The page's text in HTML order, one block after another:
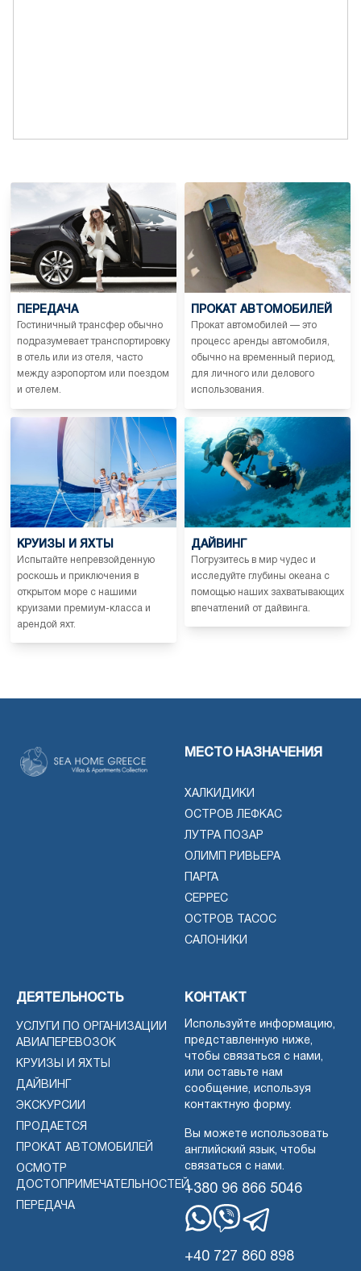
ПЕРЕДАЧА
Гостиничный трансфер обычно
подразумевает транспортировку
в отель или из отеля, часто
между аэропортом или поездом
и отелем.
ПРОКАТ АВТОМОБИЛЕЙ
Прокат автомобилей — это
процесс аренды автомобиля,
обычно на временный период,
для личного или делового
использования.
КРУИЗЫ И ЯХТЫ
Испытайте непревзойденную
роскошь и приключения в
открытом море с нашими
круизами премиум-класса и
арендой яхт.
ДАЙВИНГ
Погрузитесь в мир чудес и
исследуйте глубины океана с
помощью наших захватывающих
впечатлений от дайвинга.
МЕСТО НАЗНАЧЕНИЯ
ХАЛКИДИКИ
ОСТРОВ ЛЕФКАС
ЛУТРА ПОЗАР
ОЛИМП РИВЬЕРА
ПАРГА
СЕРРЕС
ОСТРОВ ТАСОС
САЛОНИКИ
ДЕЯТЕЛЬНОСТЬ
УСЛУГИ ПО ОРГАНИЗАЦИИ
АВИАПЕРЕВОЗОК
КРУИЗЫ И ЯХТЫ
ДАЙВИНГ
ЭКСКУРСИИ
ПРОДАЕТСЯ
ПРОКАТ АВТОМОБИЛЕЙ
ОСМОТР
ДОСТОПРИМЕЧАТЕЛЬНОСТЕЙ
ПЕРЕДАЧА
КОНТАКТ
Используйте информацию,
представленную ниже,
чтобы связаться с нами,
или оставьте нам
сообщение, используя
контактную форму.
Вы можете использовать
английский язык, чтобы
связаться с нами.
+380 96 866 5046
+40 727 860 898